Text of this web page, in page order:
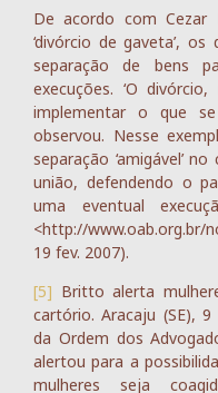
De acordo com
‘divórcio de gaveta’,
separação de bens
execuções. ‘O
implementar o que
observou. Nesse
separação ‘amigável’
união, defendendo o
uma eventual
<http://www.oab.org.br/
19 fev. 2007).
[5] Britto alerta
cartório. Aracaju (SE),
da Ordem dos
alertou para a
mulheres seja